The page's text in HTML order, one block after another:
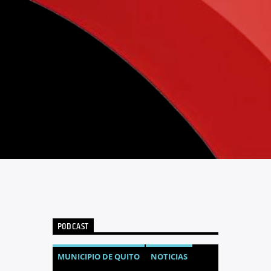
PODCAST
MUNICIPIO DE QUITO NOTICIAS